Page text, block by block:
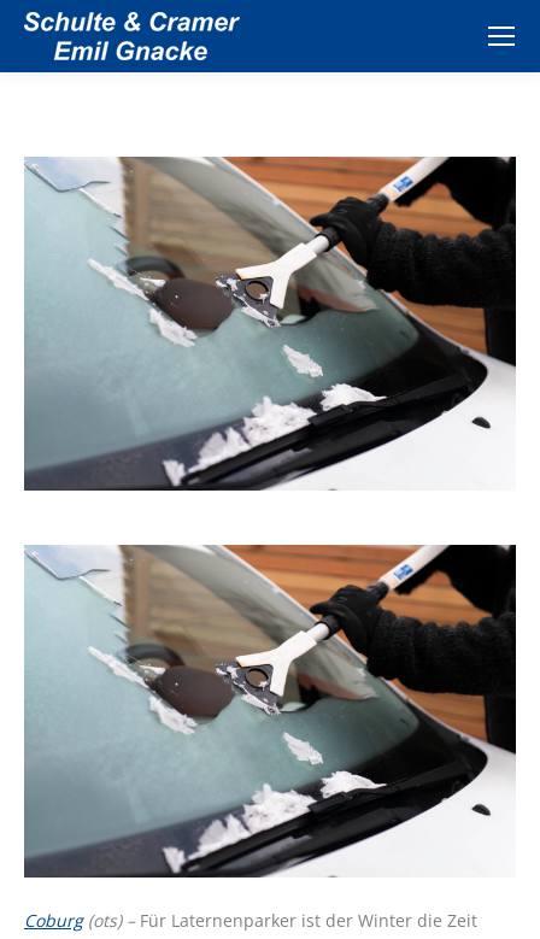
Coburg(ots) – Für Laternenparker ist der Winter die Zeit